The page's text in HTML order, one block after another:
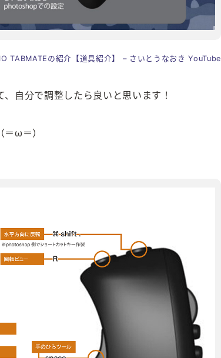
TABMATEの紹介【道具紹介】 – さいとうなおき YouTube
自分で調整したら良いと思います！
ω＝）